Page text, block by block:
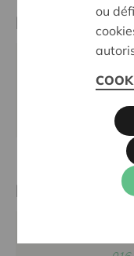
Partner
https://
ou